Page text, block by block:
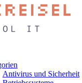
Antivirus und Sicherheit